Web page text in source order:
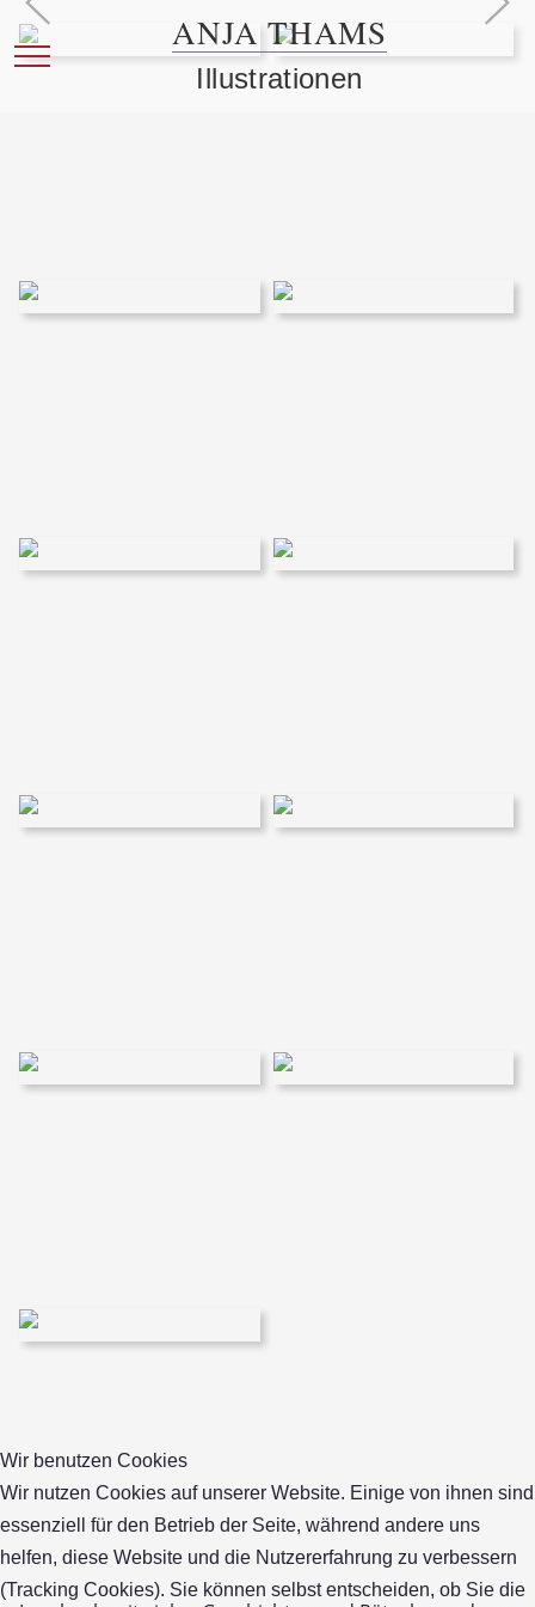
Mobile Menu ToggleANJA THAMS
Illustrationen
Wir benutzen Cookies
Wir nutzen Cookies auf unserer Website. Einige von ihnen sind
essenziell für den Betrieb der Seite, während andere uns
helfen, diese Website und die Nutzererfahrung zu verbessern
(Tracking Cookies). Sie können selbst entscheiden, ob Sie die